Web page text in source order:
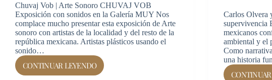
Chuvaj Vob | Arte Sonoro CHUVAJ VOB
Exposición con sonidos en la Galería MUY Nos
complace mucho presentar esta exposición de Arte
sonoro con artistas de la localidad y del resto de la
república mexicana. Artistas plásticos usando el
sonido…
CONTINUAR LEYENDO
Carlos Olvera
supervivencia
mexicanos
ambiental y el
Como
una historia